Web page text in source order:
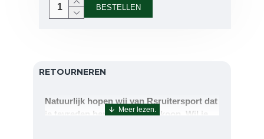
BESTELLEN
RETOURNEREN
Natuurlijk hopen wij van Rsruitersport dat
je tevreden bent met uw aankoop. Wil je